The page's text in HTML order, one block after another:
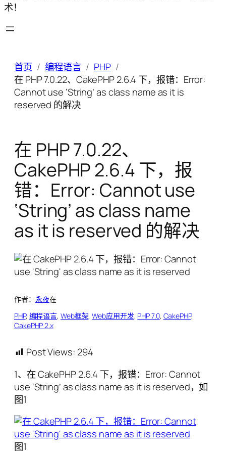
术！
首页 编程语言
PHP
在 PHP 7.0.22、CakePHP 2.6.4 下，报错：Error:
Cannot use ‘String’ as class name as it is
reserved 的解决
在 PHP 7.0.22、
CakePHP 2.6.4 下，报
错：Error: Cannot use
‘String’ as class name
as it is reserved 的解决
作者： 永夜在
PHP, 编程语言, Web框架, Web应用开发, PHP 7.0, CakePHP
CakePHP 2.x
Post Views: 294
1、在 CakePHP 2.6.4 下，报错：Error: Cannot
use ‘String’ as class name as it is reserved，如
图1
图1